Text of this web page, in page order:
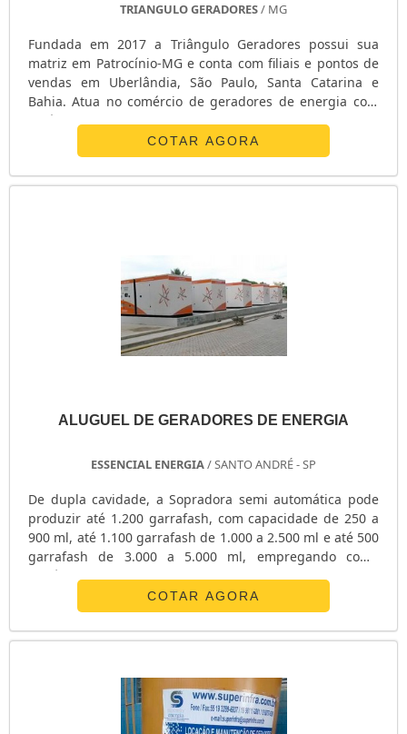
TRIANGULO GERADORES/ MG
Fundada em 2017 a Triângulo Geradores possui sua
matriz em Patrocínio-MG e conta com filiais e pontos de
vendas em Uberlândia, São Paulo, Santa Catarina e
Bahia. Atua no comércio de geradores de energia com
potências entre 05 a 750 KVA, montagem de geradores
tratorizados e grupos de geradores para fazendas e
possui assistência técnica em diversas regiões do país.
COTAR AGORA
ALUGUEL DE GERADORES DE ENERGIA
ESSENCIAL ENERGIA/ SANTO ANDRÉ - SP
De dupla cavidade, a Sopradora semi automática pode
produzir até 1.200 garrafash, com capacidade de 250 a
900 ml, até 1.100 garrafash de 1.000 a 2.500 ml e até 500
garrafash de 3.000 a 5.000 ml, empregando como
matéria-prima na sua confecção o PET (polietileno
alimentador rotativo de pré-forma, túnel de aquecimento
com resistências elétricas, molde duplo, descarga
COTAR AGORA